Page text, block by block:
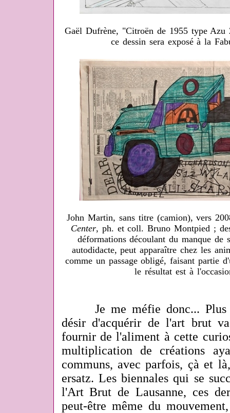
Gaël Dufrène, "Citroën de 1955 type
ce dessin sera exposé à la
John Martin, sans titre (camion), vers
Center, ph. et coll. Bruno Montpied ;
déformations découlant du manque de
autodidacte, peut apparaître chez les
comme un passage obligé, faisant partie
le résultat est à
Je me méfie donc... Plus
désir d'acquérir de l'art brut
fournir de l'aliment à cette
multiplication de créations
communs, avec parfois, çà et
ersatz. Les biennales qui se
l'Art Brut de Lausanne, ces
peut-être même du